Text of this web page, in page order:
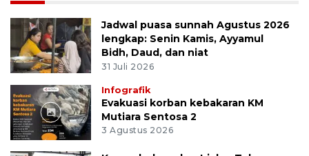
Jadwal puasa sunnah Agustus 2026
lengkap: Senin Kamis, Ayyamul
Bidh, Daud, dan niat
31 Juli 2026
Infografik
Evakuasi korban kebakaran KM
Mutiara Sentosa 2
3 Agustus 2026